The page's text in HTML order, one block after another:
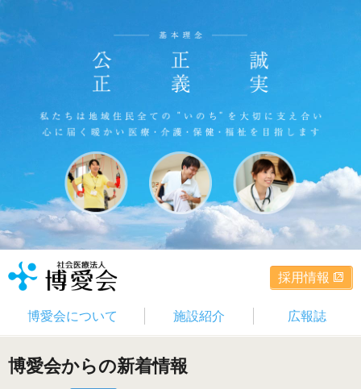
採用情報
博愛会について 施設紹介 広報誌
博愛会からの新着情報